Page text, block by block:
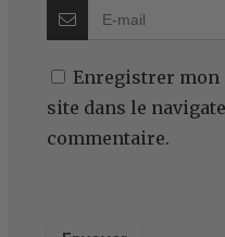
Enregistrer mon
site dans le
commentaire.